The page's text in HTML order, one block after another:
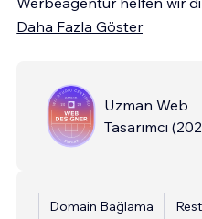
Daha Fazla Göster
Uzman Web
Tasarımcı (
Domain Bağlama